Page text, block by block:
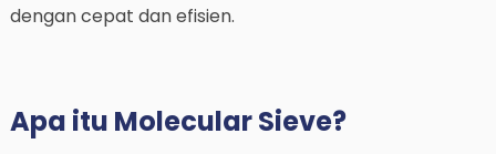
dengan cepat dan efisien.
Apa itu Molecular Sieve?